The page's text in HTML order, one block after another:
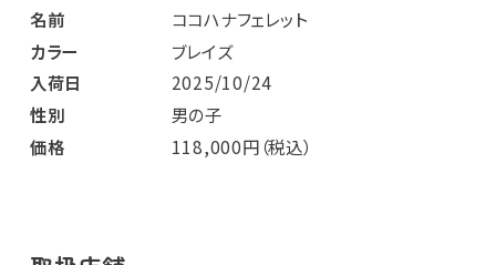
名前
ココハナフェレット
カラー
ブレイズ
入荷日
2025/10/24
性別
男の子
価格
118,000円（税込）